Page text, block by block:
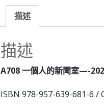
描述
描述
A708一個人的新聞室—-
ISBN 978-957-639-681-6 /